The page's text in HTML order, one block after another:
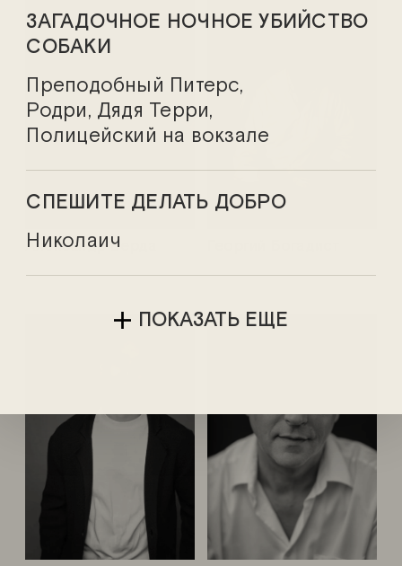
Александр Берда
ЗАГАДОЧНОЕ НОЧНОЕ УБИЙСТВО
СОБАКИ
Преподобный Питерс,
Родри, Дядя Терри,
Полицейский на вокзале
СПЕШИТЕ ДЕЛАТЬ ДОБРО
Николаич
ПОКАЗАТЬ ЕЩЕ